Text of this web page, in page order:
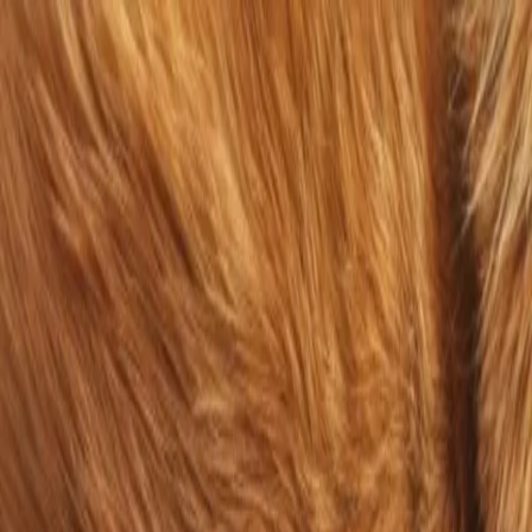
Urgence Menu
Puces et tiques - cela ne doit pas être le cas !
med. vet. Gabrielle Brunner
29.06.2021